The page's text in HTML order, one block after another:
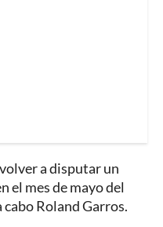
a disputar un
el mes de mayo del
cabo Roland Garros.